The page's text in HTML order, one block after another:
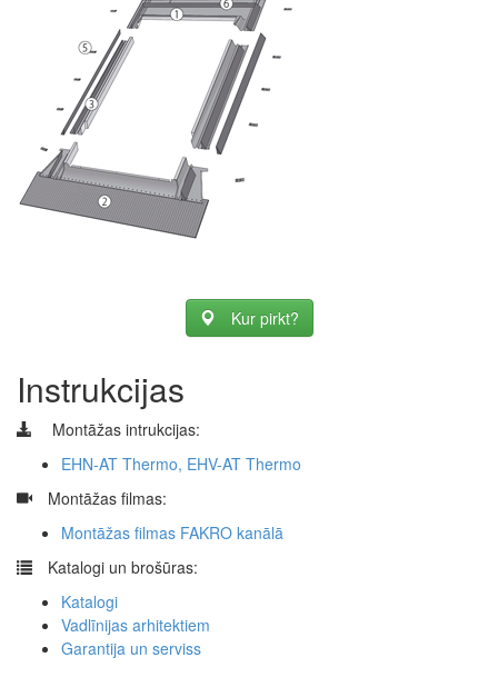
Kur pirkt?
Instrukcijas
Montāžas intrukcijas:
EHN-AT Thermo, EHV-AT Thermo
Montāžas filmas:
Montāžas filmas FAKRO kanālā
Katalogi un brošūras:
Katalogi
Vadlīnijas arhitektiem
Garantija un serviss